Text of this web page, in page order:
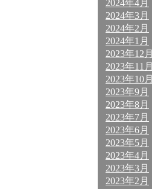
2024年4月
2024年3月
2024年2月
2024年1月
2023年12月
2023年11月
2023年10月
2023年9月
2023年8月
2023年7月
2023年6月
2023年5月
2023年4月
2023年3月
2023年2月